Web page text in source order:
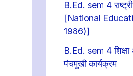
B.Ed. sem 4
[National
1986)]
B.Ed. sem 4
पंचमुखी कार्यक्रम